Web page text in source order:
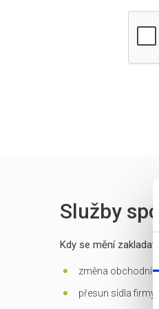
Služby
Kdy se mění
změna obchodní
přesun sídla